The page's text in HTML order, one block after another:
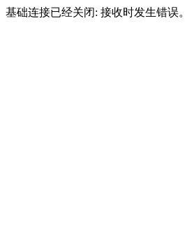
基础连接已经关闭: 接收时发生错误。